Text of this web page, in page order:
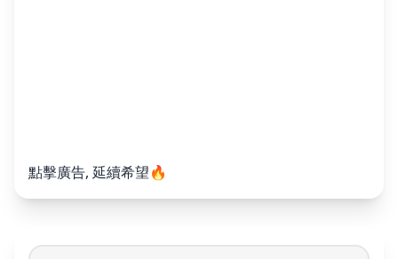
點擊廣告, 延續希望🔥